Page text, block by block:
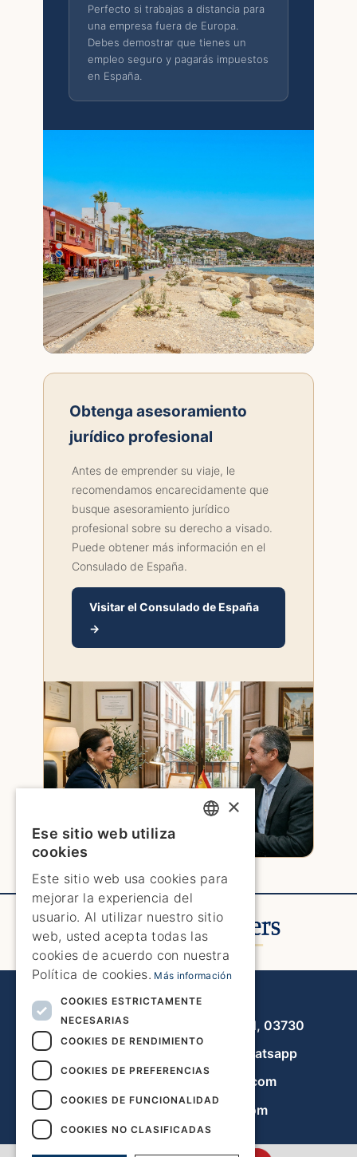
Perfecto si trabajas a distancia para
una empresa fuera de Europa.
Debes demostrar que tienes un
empleo seguro y pagarás impuestos
en España.
Obtenga asesoramiento
jurídico profesional
Antes de emprender su viaje, le
recomendamos encarecidamente que
busque asesoramiento jurídico
profesional sobre su derecho a visado.
Puede obtener más información en el
Consulado de España.
Visitar el Consulado de España
→
Javea Home Finders
Avenida de la Libertad 19, local 11, 03730
Whatsapp
info@javeahomefinders.com
es.javeahomefinders.com
SPANISH
GERMAN
FRENCH
×
Ese sitio web utiliza
cookies
Este sitio web usa cookies para
mejorar la experiencia del
usuario. Al utilizar nuestro sitio
web, usted acepta todas las
cookies de acuerdo con nuestra
Política de cookies. Más información
COOKIES ESTRICTAMENTE
NECESARIAS
COOKIES DE RENDIMIENTO
COOKIES DE PREFERENCIAS
COOKIES DE FUNCIONALIDAD
COOKIES NO CLASIFICADAS